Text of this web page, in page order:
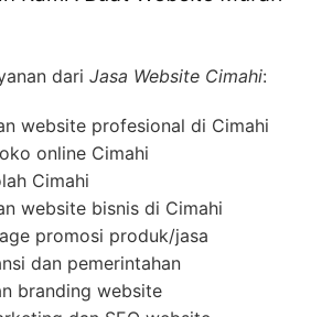
dari Jasa Website Cimahi:
website profesional di Cimahi
online Cimahi
Cimahi
website bisnis di Cimahi
promosi produk/jasa
dan pemerintahan
branding website